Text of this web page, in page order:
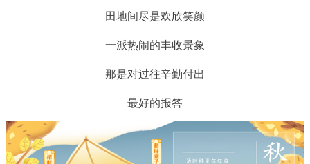
田地间尽是欢欣笑颜
一派热闹的丰收景象
那是对过往辛勤付出
最好的报答